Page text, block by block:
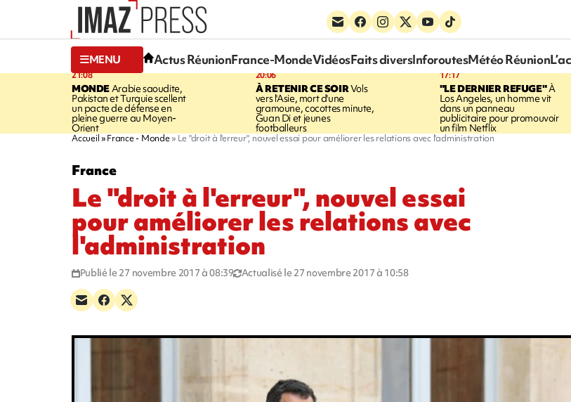
MENU Actus RéunionFrance-MondeVidéosFaits diversInforoutesMétéo Réunion
21:08
MONDE Arabie saoudite,
Pakistan et Turquie scellent
un pacte de défense en
pleine guerre au Moyen-
Orient
20:06
À RETENIR CE SOIRVols
vers l'Asie, mort d'une
gramoune, cocottes minute,
Guan Di et jeunes
footballeurs
17:17
"LE DERNIER REFUGE"À
Los Angeles, un homme vit
dans un panneau
publicitaire pour promouvoir
un film Netflix
Accueil France - Monde Le "droit à l'erreur", nouvel essai pour améliorer les relations avec l'administration
France
Le "droit à l'erreur", nouvel essai
pour améliorer les relations avec
l'administration
Publié le 27 novembre 2017 à 08:39 Actualisé le 27 novembre 2017 à 10:58